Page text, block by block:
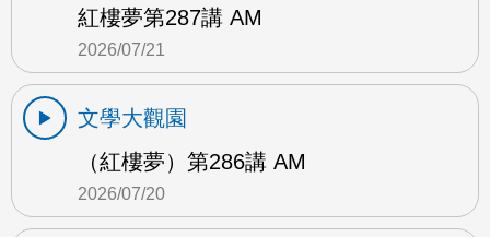
紅樓夢第287講 AM
2026/07/21
文學大觀園
（紅樓夢）第286講 AM
2026/07/20